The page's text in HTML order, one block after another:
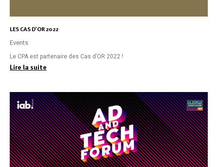
LES CAS D’OR 2022
Events
Le CPA est partenaire des Cas d’OR 2022 !
Lire la suite